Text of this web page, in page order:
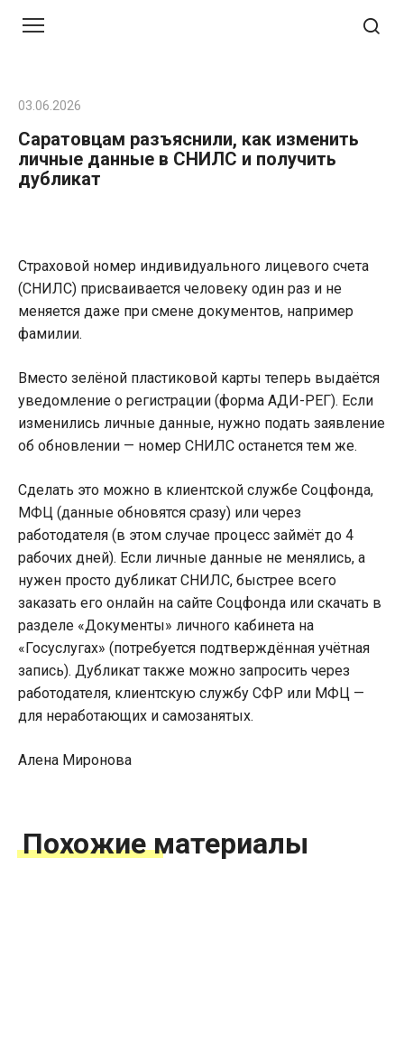
03.06.2026
Саратовцам разъяснили, как изменить
личные данные в СНИЛС и получить
дубликат
Страховой номер индивидуального лицевого счета
(СНИЛС) присваивается человеку один раз и не
меняется даже при смене документов, например
фамилии.
Вместо зелёной пластиковой карты теперь выдаётся
уведомление о регистрации (форма АДИ-РЕГ). Если
изменились личные данные, нужно подать заявление
об обновлении — номер СНИЛС останется тем же.
Сделать это можно в клиентской службе Соцфонда,
МФЦ (данные обновятся сразу) или через
работодателя (в этом случае процесс займёт до 4
рабочих дней). Если личные данные не менялись, а
нужен просто дубликат СНИЛС, быстрее всего
заказать его онлайн на сайте Соцфонда или скачать в
разделе «Документы» личного кабинета на
«Госуслугах» (потребуется подтверждённая учётная
запись). Дубликат также можно запросить через
работодателя, клиентскую службу СФР или МФЦ —
для неработающих и самозанятых.
Алена Миронова
Похожие материалы